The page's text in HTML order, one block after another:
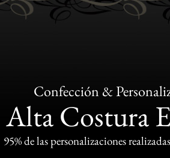
Confección &
Alta Costura
95% de las personalizaciones